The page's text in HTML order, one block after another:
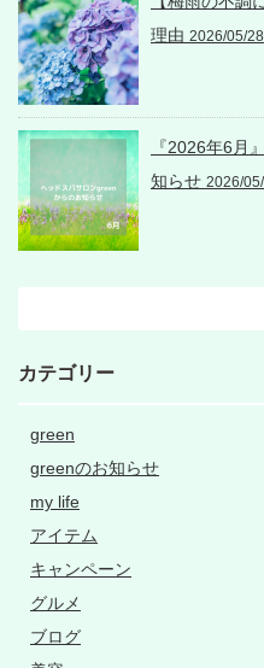
理由 2026/05/28
『2026年6月
知らせ 2026/
カテゴリー
green
greenのお知らせ
my life
アイテム
キャンペーン
グルメ
ブログ